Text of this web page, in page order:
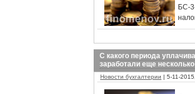
БС-
С какого периода
заработали еще
Новости бухгалтерии | 5-11-